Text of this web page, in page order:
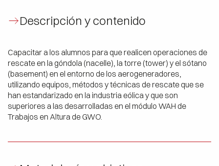
Descripción y contenido
Capacitar a los alumnos para que realicen operaciones de
rescate en la góndola (nacelle), la torre (tower) y el sótano
(basement) en el entorno de los aerogeneradores,
utilizando equipos, métodos y técnicas de rescate que se
han estandarizado en la industria eólica y que son
superiores a las desarrolladas en el módulo WAH de
Trabajos en Altura de GWO.